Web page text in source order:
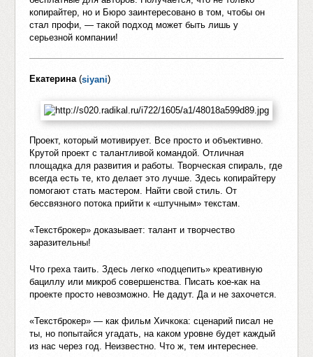
копирайтер, но и Бюро заинтересовано в том, чтобы он
стал профи, — такой подход может быть лишь у
серьезной компании!
Екатерина (siyani)
Проект, который мотивирует. Все просто и объективно.
Крутой проект с талантливой командой. Отличная
площадка для развития и работы. Творческая спираль, где
всегда есть те, кто делает это лучше. Здесь копирайтеру
помогают стать мастером. Найти свой стиль. От
бессвязного потока прийти к «штучным» текстам.
«Текстброкер» доказывает: талант и творчество
заразительны!
Что греха таить. Здесь легко «подцепить» креативную
бациллу или микроб совершенства. Писать кое-как на
проекте просто невозможно. Не дадут. Да и не захочется.
«Текстброкер» — как фильм Хичкока: сценарий писал не
ты, но попытайся угадать, на каком уровне будет каждый
из нас через год. Неизвестно. Что ж, тем интереснее.